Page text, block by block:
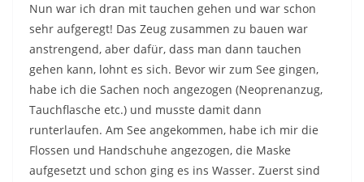
Nun war ich dran mit tauchen gehen und war schon
sehr aufgeregt! Das Zeug zusammen zu bauen war
anstrengend, aber dafür, dass man dann tauchen
gehen kann, lohnt es sich. Bevor wir zum See gingen,
habe ich die Sachen noch angezogen (Neoprenanzug,
Tauchflasche etc.) und musste damit dann
runterlaufen. Am See angekommen, habe ich mir die
Flossen und Handschuhe angezogen, die Maske
aufgesetzt und schon ging es ins Wasser. Zuerst sind